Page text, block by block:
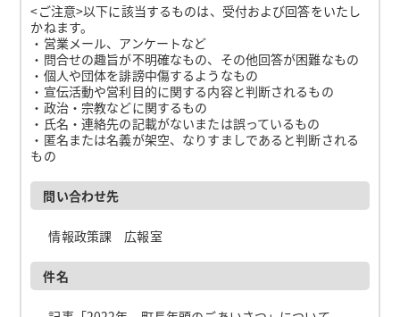
<ご注意>以下に該当するものは、受付および回答をいたし
かねます。
・営業メール、アンケートなど
・問合せの趣旨が不明確なもの、その他回答が困難なもの
・個人や団体を誹謗中傷するようなもの
・宣伝活動や営利目的に関する内容と判断されるもの
・政治・宗教などに関するもの
・氏名・連絡先の記載がないまたは誤っているもの
・匿名または名義が架空、なりすましであると判断される
もの
問い合わせ先
情報政策課 広報室
件名